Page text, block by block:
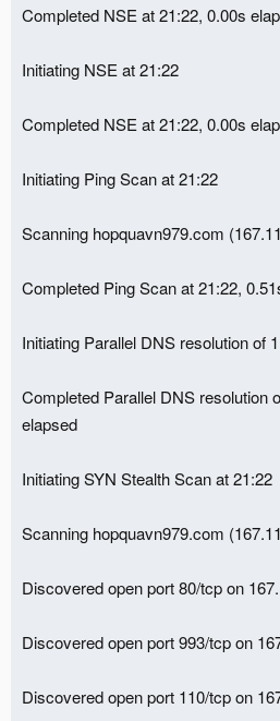
Completed NSE at 21:22, 0.00s
Initiating NSE at 21:22
Completed NSE at 21:22, 0.00s
Initiating Ping Scan at 21:22
Scanning hopquavn979.com
Completed Ping Scan at 21:22,
Initiating Parallel DNS resolution of
Completed Parallel DNS resolution
elapsed
Initiating SYN Stealth Scan at 21:22
Scanning hopquavn979.com
Discovered open port 80/tcp on
Discovered open port 993/tcp on
Discovered open port 110/tcp on